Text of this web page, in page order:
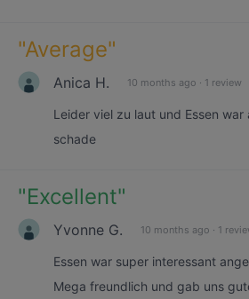
"Average"
Anica H. 10 months ago · 1 review
Leider viel zu laut und Essen war
schade
"Excellent"
Yvonne G. 10 months ago · 1
Essen war super interessant
Mega freundlich und gab uns